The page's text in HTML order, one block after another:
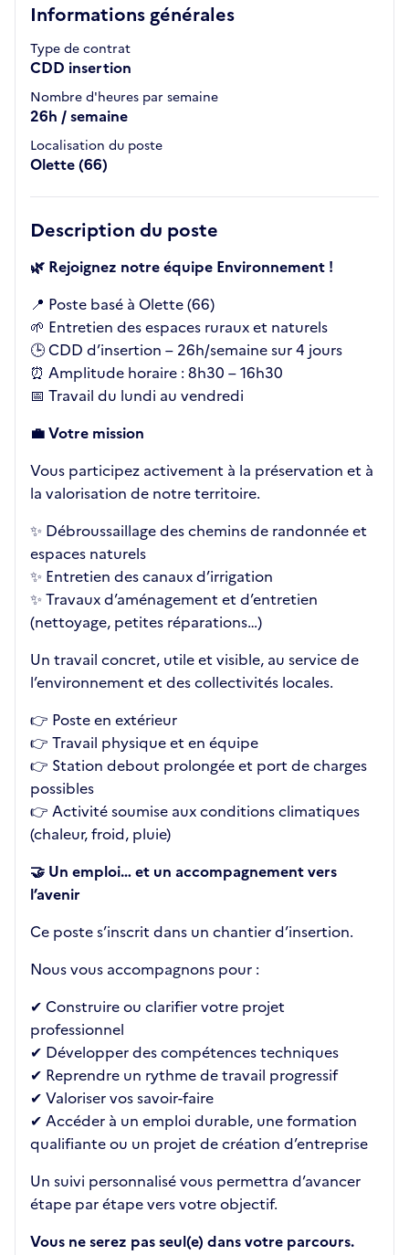
Informations générales
Type de contrat
CDD insertion
Nombre d'heures par semaine
26h / semaine
Localisation du poste
Olette (66)
Description du poste
🌿 Rejoignez notre équipe Environnement !
📍 Poste basé à Olette (66)
🌱 Entretien des espaces ruraux et naturels
🕒 CDD d’insertion – 26h/semaine sur 4 jours
⏰ Amplitude horaire : 8h30 – 16h30
📅 Travail du lundi au vendredi
💼 Votre mission
Vous participez activement à la préservation et à
la valorisation de notre territoire.
✨ Débroussaillage des chemins de randonnée et
espaces naturels
✨ Entretien des canaux d’irrigation
✨ Travaux d’aménagement et d’entretien
(nettoyage, petites réparations…)
Un travail concret, utile et visible, au service de
l’environnement et des collectivités locales.
👉 Poste en extérieur
👉 Travail physique et en équipe
👉 Station debout prolongée et port de charges
possibles
👉 Activité soumise aux conditions climatiques
(chaleur, froid, pluie)
🤝 Un emploi… et un accompagnement vers
l’avenir
Ce poste s’inscrit dans un chantier d’insertion.
Nous vous accompagnons pour :
✔ Construire ou clarifier votre projet
professionnel
✔ Développer des compétences techniques
✔ Reprendre un rythme de travail progressif
✔ Valoriser vos savoir-faire
✔ Accéder à un emploi durable, une formation
qualifiante ou un projet de création d’entreprise
Un suivi personnalisé vous permettra d’avancer
étape par étape vers votre objectif.
Vous ne serez pas seul(e) dans votre parcours.